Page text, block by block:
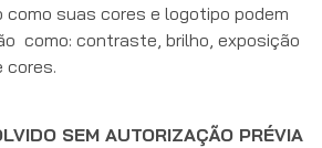
como suas cores e logotipo podem
como: contraste, brilho, exposição
cores.
SEM AUTORIZAÇÃO PRÉVIA